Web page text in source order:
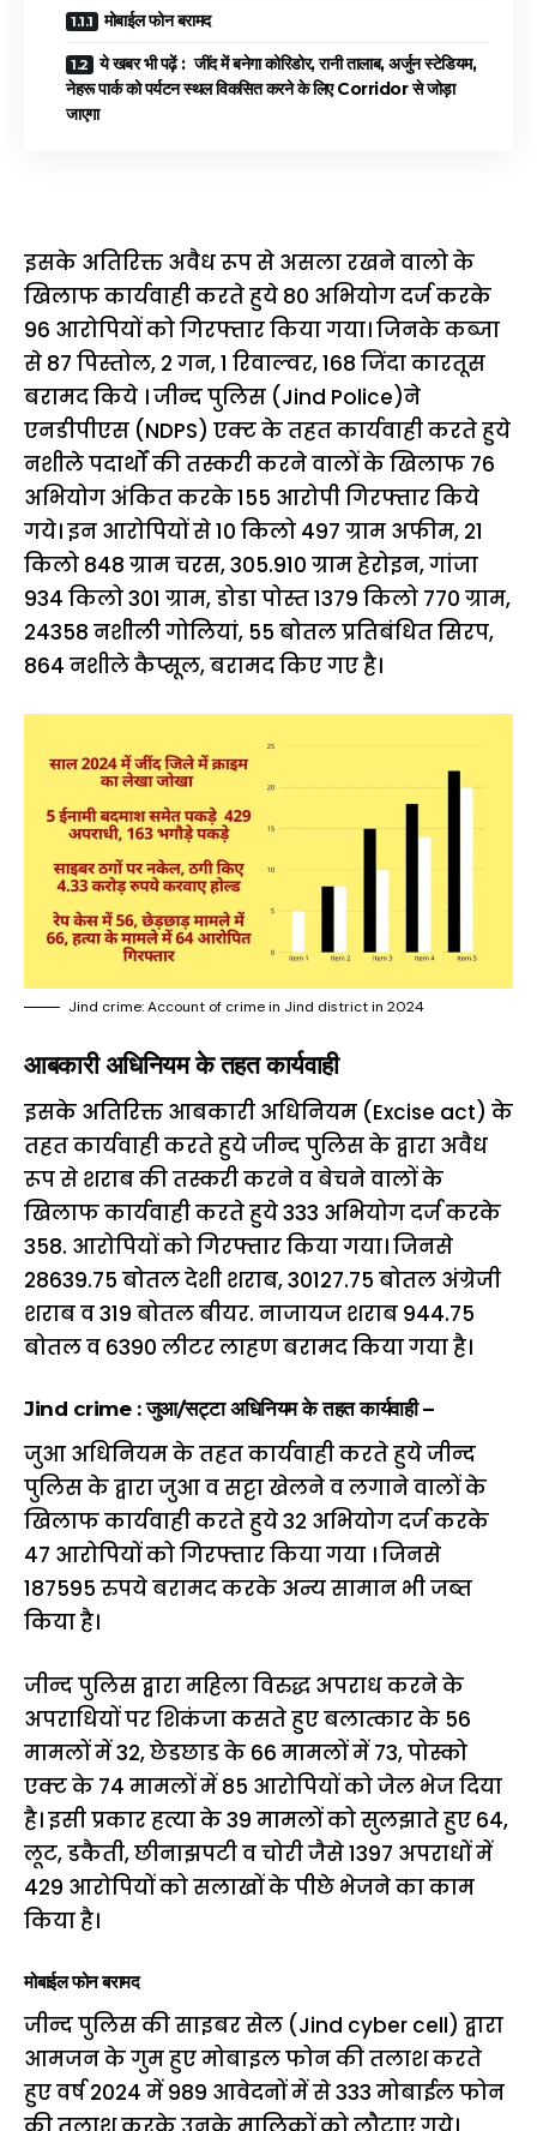
मोबाईल फोन बरामद
ये खबर भी पढ़ें : जींद में बनेगा कोरिडोर, रानी तालाब, अर्जुन स्टेडियम,
नेहरू पार्क को पर्यटन स्थल विकसित करने के लिए Corridor से जोड़ा
जाएगा
इसके अतिरिक्त अवैध रूप से असला रखने वालो के
खिलाफ कार्यवाही करते हुये 80 अभियोग दर्ज करके
96 आरोपियों को गिरफ्तार किया गया। जिनके कब्जा
से 87 पिस्तोल, 2 गन, 1 रिवाल्वर, 168 जिंदा कारतूस
बरामद किये । जीन्द पुलिस (Jind Police)ने
एनडीपीएस (NDPS) एक्ट के तहत कार्यवाही करते हुये
नशीले पदार्थों की तस्करी करने वालों के खिलाफ 76
अभियोग अंकित करके 155 आरोपी गिरफ्तार किये
गये। इन आरोपियों से 10 किलो 497 ग्राम अफीम, 21
किलो 848 ग्राम चरस, 305.910 ग्राम हेरोइन, गांजा
934 किलो 301 ग्राम, डोडा पोस्त 1379 किलो 770 ग्राम,
24358 नशीली गोलियां, 55 बोतल प्रतिबंधित सिरप,
864 नशीले कैप्सूल, बरामद किए गए है।
Jind crime: Account of crime in Jind district in 2024
आबकारी अधिनियम के तहत कार्यवाही
इसके अतिरिक्त आबकारी अधिनियम (Excise act) के
तहत कार्यवाही करते हुये जीन्द पुलिस के द्वारा अवैध
रूप से शराब की तस्करी करने व बेचने वालों के
खिलाफ कार्यवाही करते हुये 333 अभियोग दर्ज करके
358. आरोपियों को गिरफ्तार किया गया। जिनसे
28639.75 बोतल देशी शराब, 30127.75 बोतल अंग्रेजी
शराब व 319 बोतल बीयर. नाजायज शराब 944.75
बोतल व 6390 लीटर लाहण बरामद किया गया है।
Jind crime : जुआ/सट्टा अधिनियम के तहत कार्यवाही –
जुआ अधिनियम के तहत कार्यवाही करते हुये जीन्द
पुलिस के द्वारा जुआ व सट्टा खेलने व लगाने वालों के
खिलाफ कार्यवाही करते हुये 32 अभियोग दर्ज करके
47 आरोपियों को गिरफ्तार किया गया । जिनसे
187595 रुपये बरामद करके अन्य सामान भी जब्त
किया है।
जीन्द पुलिस द्वारा महिला विरुद्ध अपराध करने के
अपराधियों पर शिकंजा कसते हुए बलात्कार के 56
मामलों में 32, छेडछाड के 66 मामलों में 73, पोस्को
एक्ट के 74 मामलों में 85 आरोपियों को जेल भेज दिया
है। इसी प्रकार हत्या के 39 मामलों को सुलझाते हुए 64,
लूट, डकैती, छीनाझपटी व चोरी जैसे 1397 अपराधों में
429 आरोपियों को सलाखों के पीछे भेजने का काम
किया है।
मोबाईल फोन बरामद
जीन्द पुलिस की साइबर सेल (Jind cyber cell) द्वारा
आमजन के गुम हुए मोबाइल फोन की तलाश करते
हुए वर्ष 2024 में 989 आवेदनों में से 333 मोबाईल फोन